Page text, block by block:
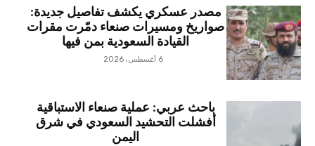
مصدر عسكري يكشف تفاصيل جديدة:
صواريخ ومسيرات صنعاء دمّرت مقرات
القيادة السعودية بمن فيها
6 أغسطس، 2026
باحث عربي: عملية صنعاء الاستباقية
أفشلت التحشيد السعودي في شرق
اليمن